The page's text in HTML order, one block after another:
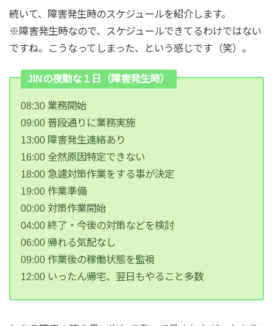
続いて、障害発生時のスケジュールを紹介します。
※障害発生時なので、スケジュールできてるわけではない
ですね。こうなってしまった、という感じです（笑）。
JINの夜勤な１日（障害発生時）
08:30 業務開始
09:00 普段通りに業務実施
13:00 障害発生連絡あり
16:00 全然原因特定できない
18:00 急遽対策作業をする事が決定
19:00 作業準備
00:00 対策作業開始
04:00 終了・今後の対策などを検討
06:00 帰れる気配なし
09:00 作業後の稼働状態を監視
12:00 いったん帰宅、翌日もやること多数